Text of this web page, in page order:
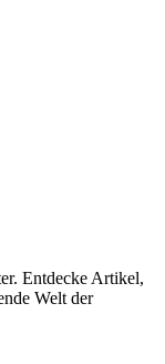
Entdecke Artikel,
Welt der